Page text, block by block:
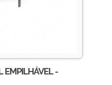
EMPILHÁVEL -